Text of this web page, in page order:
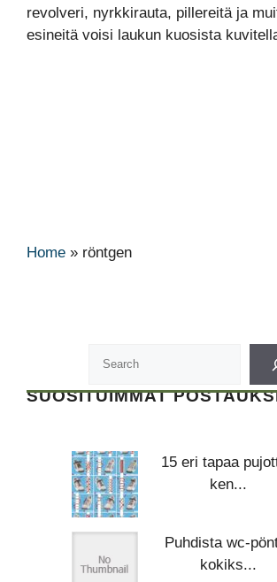
revolveri, nyrkkirauta, pillereitä ja
esineitä voisi laukun kuosista
Home » röntgen
SUOSITUIMMAT
15 eri tapaa
ken...
Puhdista wc-
kokiks...